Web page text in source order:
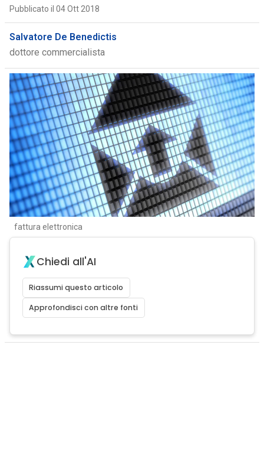
Pubblicato il 04 Ott 2018
Salvatore De Benedictis
dottore commercialista
fattura elettronica
Chiedi all'AI
Riassumi questo articolo
Approfondisci con altre fonti